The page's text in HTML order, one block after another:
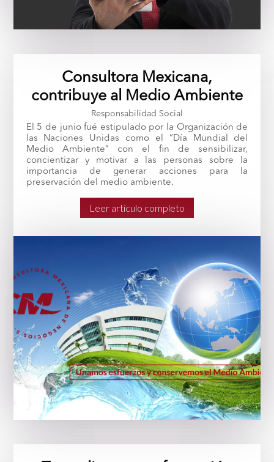
Consultora Mexicana,
contribuye al Medio Ambiente
Responsabilidad Social
El 5 de junio fué estipulado por la Organización de
las Naciones Unidas como el “Día Mundial del
Medio Ambiente” con el fin de sensibilizar,
concientizar y motivar a las personas sobre la
importancia de generar acciones para la
preservación del medio ambiente.
Leer artículo completo